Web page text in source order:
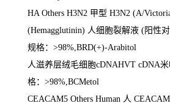
HA Others H3N2 甲型 H3N2 (A/
(Hemagglutinin) 人细胞裂解液 (阳性
规格： >98%,BRD(+)-Arabitol
人滋养层绒毛细胞cDNAHVT cDNA
格： >98%,BCMetol
CEACAM5 Others Human 人